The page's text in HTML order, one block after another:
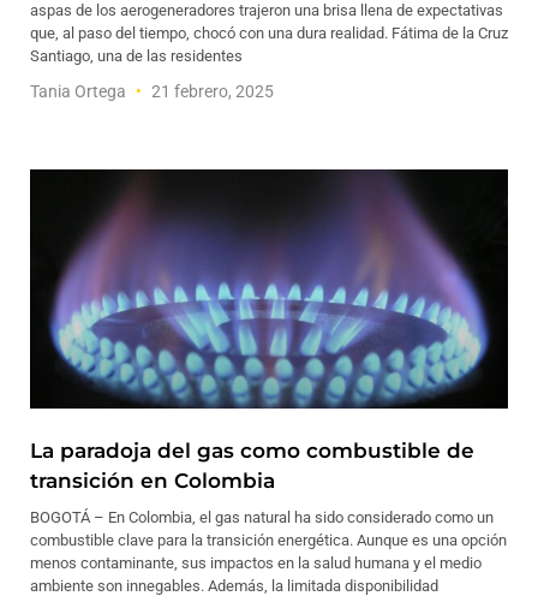
aspas de los aerogeneradores trajeron una brisa llena de expectativas
que, al paso del tiempo, chocó con una dura realidad. Fátima de la Cruz
Santiago, una de las residentes
Tania Ortega 21 febrero, 2025
La paradoja del gas como combustible de
transición en Colombia
BOGOTÁ – En Colombia, el gas natural ha sido considerado como un
combustible clave para la transición energética. Aunque es una opción
menos contaminante, sus impactos en la salud humana y el medio
ambiente son innegables. Además, la limitada disponibilidad